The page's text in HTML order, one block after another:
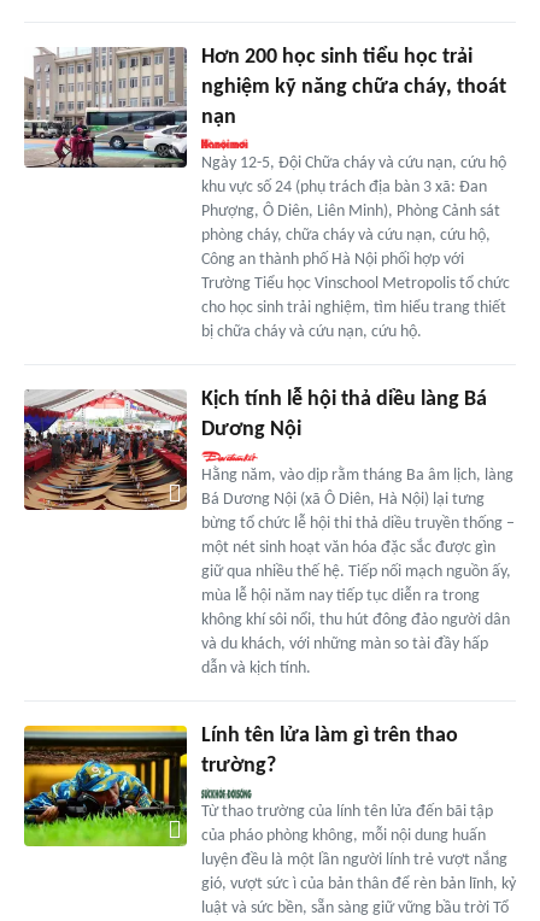
Hơn 200 học sinh tiểu học trải
nghiệm kỹ năng chữa cháy, thoát
nạn
Ngày 12-5, Đội Chữa cháy và cứu nạn, cứu hộ
khu vực số 24 (phụ trách địa bàn 3 xã: Đan
Phượng, Ô Diên, Liên Minh), Phòng Cảnh sát
phòng cháy, chữa cháy và cứu nạn, cứu hộ,
Công an thành phố Hà Nội phối hợp với
Trường Tiểu học Vinschool Metropolis tổ chức
cho học sinh trải nghiệm, tìm hiểu trang thiết
bị chữa cháy và cứu nạn, cứu hộ.
Kịch tính lễ hội thả diều làng Bá
Dương Nội
Hằng năm, vào dịp rằm tháng Ba âm lịch, làng
Bá Dương Nội (xã Ô Diên, Hà Nội) lại tưng
bừng tổ chức lễ hội thi thả diều truyền thống –
một nét sinh hoạt văn hóa đặc sắc được gìn
giữ qua nhiều thế hệ. Tiếp nối mạch nguồn ấy,
mùa lễ hội năm nay tiếp tục diễn ra trong
không khí sôi nổi, thu hút đông đảo người dân
và du khách, với những màn so tài đầy hấp
dẫn và kịch tính.
Lính tên lửa làm gì trên thao
trường?
Từ thao trường của lính tên lửa đến bãi tập
của pháo phòng không, mỗi nội dung huấn
luyện đều là một lần người lính trẻ vượt nắng
gió, vượt sức ì của bản thân để rèn bản lĩnh, kỷ
luật và sức bền, sẵn sàng giữ vững bầu trời Tổ